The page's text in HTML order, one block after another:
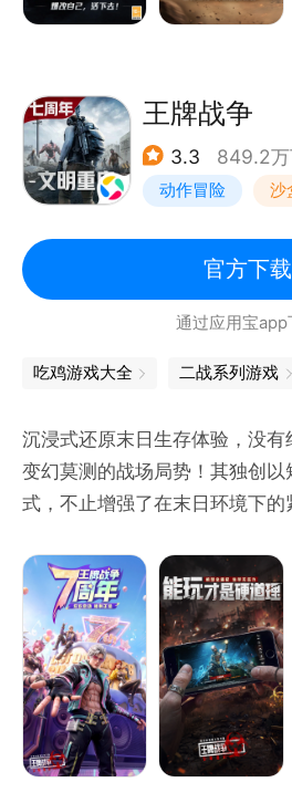
后，世界已面目全非。
【一人一狗，利用一切资源活下
感染者盘踞的死城、坍塌沉寂的
泽、风雪肆虐的高地……一人一
刮一切尚可利用的生存资源。
武器，在极度匮乏中创造可能
向同一个目的，活下去。
【众生百态，与千万幸存者相遇
废土之上，幸存者各有各的活
提防，还是信任？争抢，还是互
一道没有正确答案的开放题。
王牌战争
3.3 849.2万
动作冒险 沙
官方下载
通过应用宝app
吃鸡游戏大全 二战系列游戏
沉浸式还原末日生存体验，没
变幻莫测的战场局势！其独创
式，不止增强了在末日环境下
场面逐渐失控，进化获得更多
样的游戏激情！战斗全方位打
物，一切尽在转瞬之间！
游戏中玩家需要在短时间内通
装备武器、挑战丧尸、最后争
的生存环境下，体验到酣畅淋漓